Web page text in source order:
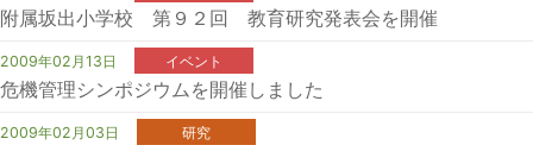
附属坂出小学校 第９２回 教育研究発表会を開催
2009年02月13日 イベント
危機管理シンポジウムを開催しました
2009年02月03日 研究